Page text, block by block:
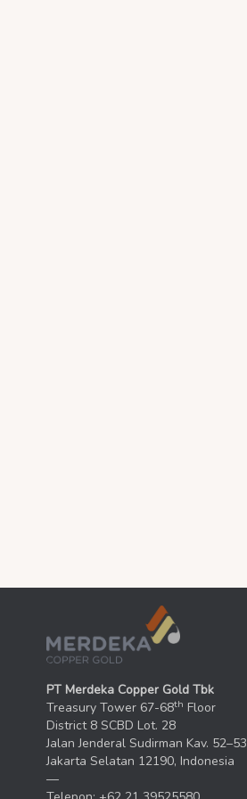
PT Merdeka Copper Gold Tbk
Treasury Tower 67-68th Floor
District 8 SCBD Lot. 28
Jalan Jenderal Sudirman Kav. 52–53
Jakarta Selatan 12190, Indonesia
—